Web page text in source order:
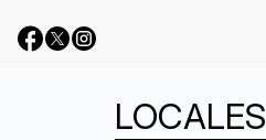
LOCALES